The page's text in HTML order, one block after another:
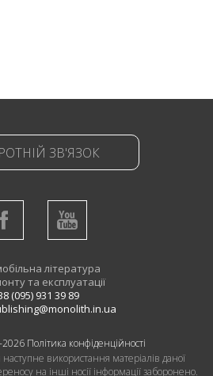
ЗВ'ЯЗОК
література
та експлуатації
(095) 931 39 89
Політика конфіденційності
використання матеріалів даної
на інші носії інформації заборонено.